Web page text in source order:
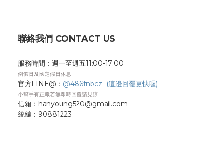
聯絡我們 CONTACT US
服務時間：週一至週五11:00-17:00
例假日及國定假日休息
官方LINE@： @486fnbcz (這邊回覆更快喔)
小幫手有正職若無即時回覆請見諒
信箱：hanyoung520@gmail.com
統編： 90881223